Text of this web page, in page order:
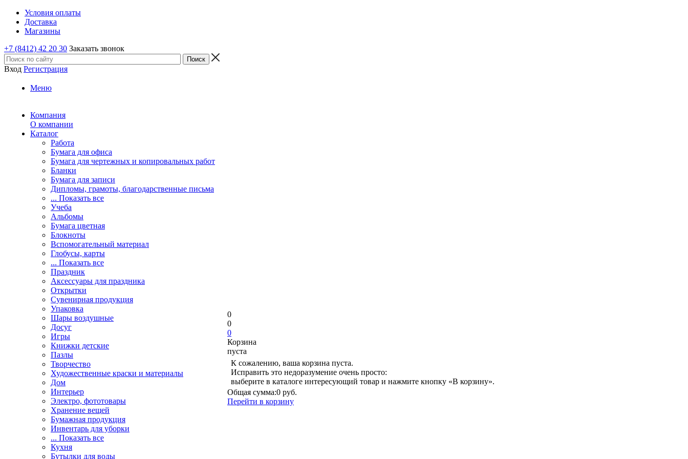
Условия оплаты
Доставка
Магазины
+7 (8412) 42 20 30 Заказать звонок
Вход Регистрация
Меню
Компания
О компании
Каталог
Работа
Бумага для офиса
Бумага для чертежных и копировальных работ
Бланки
Бумага для записи
Дипломы, грамоты, благодарственные письма
... Показать все
Учеба
Альбомы
Бумага цветная
Блокноты
Вспомогательный материал
Глобусы, карты
... Показать все
Праздник
Аксессуары для праздника
Открытки
Сувенирная продукция
Упаковка
Шары воздушные
Досуг
Игры
Книжки детские
Пазлы
Творчество
Художественные краски и материалы
Дом
Интерьер
Электро, фототовары
Хранение вещей
Бумажная продукция
Инвентарь для уборки
... Показать все
Кухня
Бутылки для воды
0
0
0
Корзина
пуста
К сожалению, ваша корзина пуста.
Исправить это недоразумение очень просто:
выберите в каталоге интересующий товар и нажмите кнопку «В корзину».
Общая сумма:0 руб.
Перейти в корзину